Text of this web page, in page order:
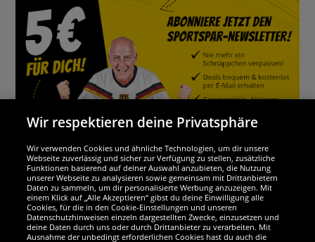
Wir sind ausgezeichnet
Wir respektieren deine Privatsphäre
Wir verwenden Cookies und ähnliche Technologien, um dir unsere
Webseite zuverlässig und sicher zur Verfügung zu stellen, zusätzliche
Funktionen basierend auf deiner Auswahl anzubieten, die Nutzung
unserer Webseite zu analysieren sowie gemeinsam mit Drittanbietern
Daten zu sammeln, um dir personalisierte Werbung anzuzeigen. Mit
einem Klick auf „Alle Akzeptieren“ gibst du deine Einwilligung alle
Cookies, für die in den Cookie-Einstellungen und unseren
Datenschutzhinweisen einzeln dargestellten Zwecke, einzusetzen und
deine Daten durch uns oder durch Drittanbieter zu verarbeiten. Mit
Ausnahme der unbedingt erforderlichen Cookies hast du auch die